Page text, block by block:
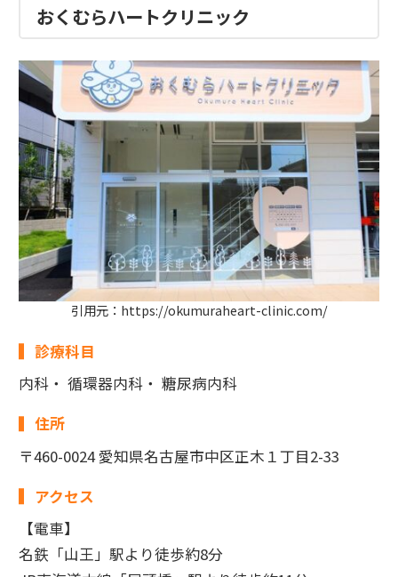
おくむらハートクリニック
引用元：https://okumuraheart-clinic.com/
診療科目
内科・ 循環器内科・ 糖尿病内科
住所
〒460-0024 愛知県名古屋市中区正木１丁目2-33
アクセス
【電車】
名鉄「山王」駅より徒歩約8分